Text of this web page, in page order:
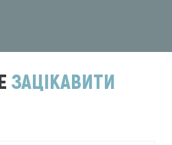
ЗАЦІКАВИТИ